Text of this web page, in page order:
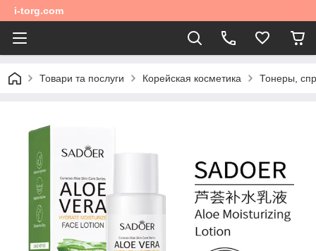
i-torg.com
Товари та послуги Корейская косметика Тонеры,